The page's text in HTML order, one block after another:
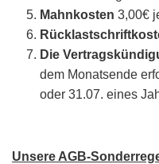
Mahnkosten 3,00€
Die
dem Monatsende
oder 31.07. eines
Unsere AGB-